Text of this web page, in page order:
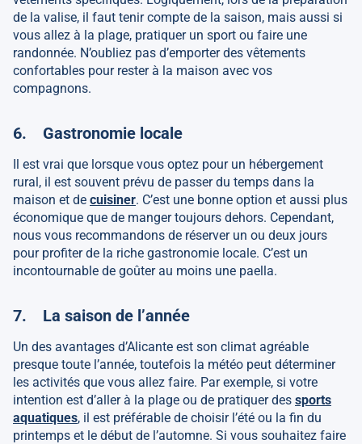
de la valise, il faut tenir compte de la saison, mais aussi si
vous allez à la plage, pratiquer un sport ou faire une
randonnée. N’oubliez pas d’emporter des vêtements
confortables pour rester à la maison avec vos
compagnons.
6. Gastronomie locale
Il est vrai que lorsque vous optez pour un hébergement
rural, il est souvent prévu de passer du temps dans la
maison et de cuisiner. C’est une bonne option et aussi plus
économique que de manger toujours dehors. Cependant,
nous vous recommandons de réserver un ou deux jours
pour profiter de la riche gastronomie locale. C’est un
incontournable de goûter au moins une paella.
7. La saison de l’année
Un des avantages d’Alicante est son climat agréable
presque toute l’année, toutefois la météo peut déterminer
les activités que vous allez faire. Par exemple, si votre
intention est d’aller à la plage ou de pratiquer des sports
aquatiques, il est préférable de choisir l’été ou la fin du
printemps et le début de l’automne. Si vous souhaitez faire